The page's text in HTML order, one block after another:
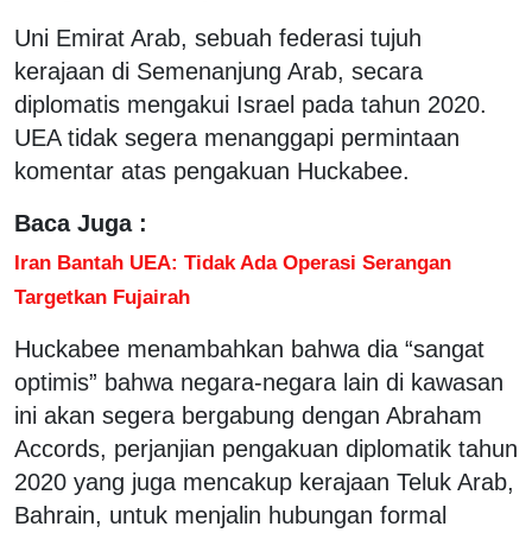
Uni Emirat Arab, sebuah federasi tujuh
kerajaan di Semenanjung Arab, secara
diplomatis mengakui Israel pada tahun 2020.
UEA tidak segera menanggapi permintaan
komentar atas pengakuan Huckabee.
Baca Juga :
Iran Bantah UEA: Tidak Ada Operasi Serangan
Targetkan Fujairah
Huckabee menambahkan bahwa dia “sangat
optimis” bahwa negara-negara lain di kawasan
ini akan segera bergabung dengan Abraham
Accords, perjanjian pengakuan diplomatik tahun
2020 yang juga mencakup kerajaan Teluk Arab,
Bahrain, untuk menjalin hubungan formal